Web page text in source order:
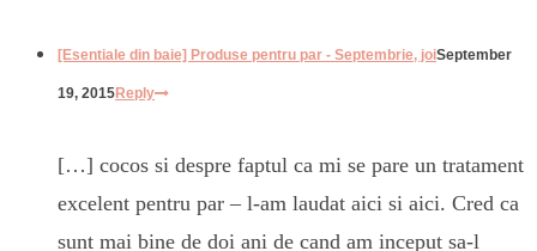
[Esentiale din baie] Produse pentru par - Septembrie, joiSeptember
19, 2015Reply
[…] cocos si despre faptul ca mi se pare un tratament
excelent pentru par – l-am laudat aici si aici. Cred ca
sunt mai bine de doi ani de cand am inceput sa-l